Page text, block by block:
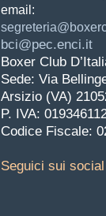
email:
bci@pec.enci.it
Boxer Club
Sede: Via
Arsizio (VA)
P. IVA:
Codice Fiscale:
Seguici sui social